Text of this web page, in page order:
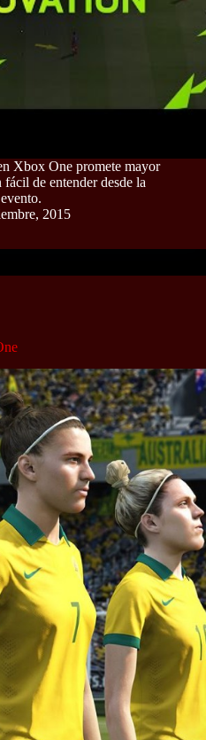
Xbox One promete mayor
de entender desde la
2015